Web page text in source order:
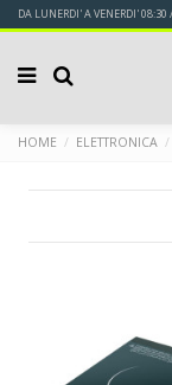
DA LUNERDI' A VENERDI'
HOME ELETTRONICA